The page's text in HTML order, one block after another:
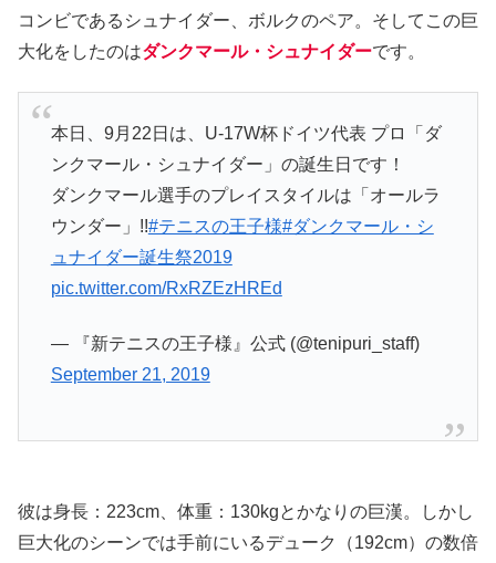
コンビであるシュナイダー、ボルクのペア。そしてこの巨
大化をしたのはダンクマール・シュナイダーです。
本日、9月22日は、U-17W杯ドイツ代表 プロ「ダ
ンクマール・シュナイダー」の誕生日です！
ダンクマール選手のプレイスタイルは「オールラ
ウンダー」!!#テニスの王子様#ダンクマール・シ
ュナイダー誕生祭2019
pic.twitter.com/RxRZEzHREd
— 『新テニスの王子様』公式 (@tenipuri_staff)
September 21, 2019
彼は身長：223cm、体重：130kgとかなりの巨漢。しかし
巨大化のシーンでは手前にいるデューク（192cm）の数倍